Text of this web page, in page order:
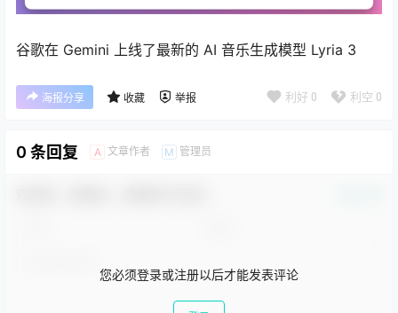
谷歌在 Gemini 上线了最新的 AI 音乐生成模型 Lyria 3
海报分享 收藏 举报 利好 0 利空 0
0 条回复 A 文章作者 M 管理员
您必须登录或注册以后才能发表评论